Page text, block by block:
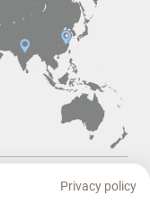
Privacy policy